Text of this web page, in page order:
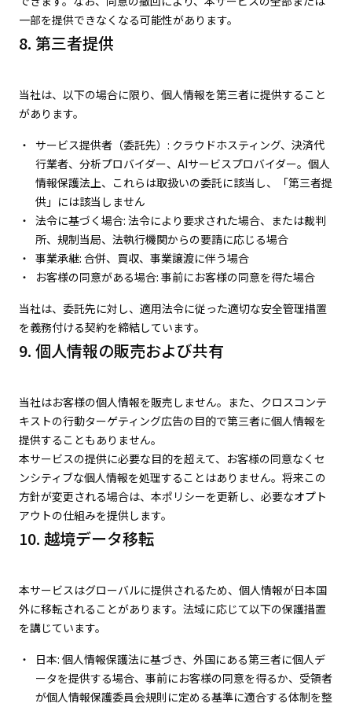
一部を提供できなくなる可能性があります。
8. 第三者提供
当社は、以下の場合に限り、個人情報を第三者に提供すること
があります。
サービス提供者（委託先）: クラウドホスティング、決済代
行業者、分析プロバイダー、AIサービスプロバイダー。個人
情報保護法上、これらは取扱いの委託に該当し、「第三者提
供」には該当しません
法令に基づく場合: 法令により要求された場合、または裁判
所、規制当局、法執行機関からの要請に応じる場合
事業承継: 合併、買収、事業譲渡に伴う場合
お客様の同意がある場合: 事前にお客様の同意を得た場合
当社は、委託先に対し、適用法令に従った適切な安全管理措置
を義務付ける契約を締結しています。
9. 個人情報の販売および共有
当社はお客様の個人情報を販売しません。また、クロスコンテ
キストの行動ターゲティング広告の目的で第三者に個人情報を
提供することもありません。
本サービスの提供に必要な目的を超えて、お客様の同意なくセ
ンシティブな個人情報を処理することはありません。将来この
方針が変更される場合は、本ポリシーを更新し、必要なオプト
アウトの仕組みを提供します。
10. 越境データ移転
本サービスはグローバルに提供されるため、個人情報が日本国
外に移転されることがあります。法域に応じて以下の保護措置
を講じています。
日本: 個人情報保護法に基づき、外国にある第三者に個人デ
ータを提供する場合、事前にお客様の同意を得るか、受領者
が個人情報保護委員会規則に定める基準に適合する体制を整